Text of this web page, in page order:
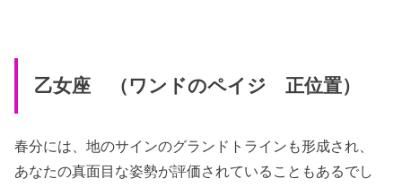
乙女座 （ワンドのペイジ 正位置）
春分には、地のサインのグランドトラインも形成され、
あなたの真面目な姿勢が評価されていることもあるでし